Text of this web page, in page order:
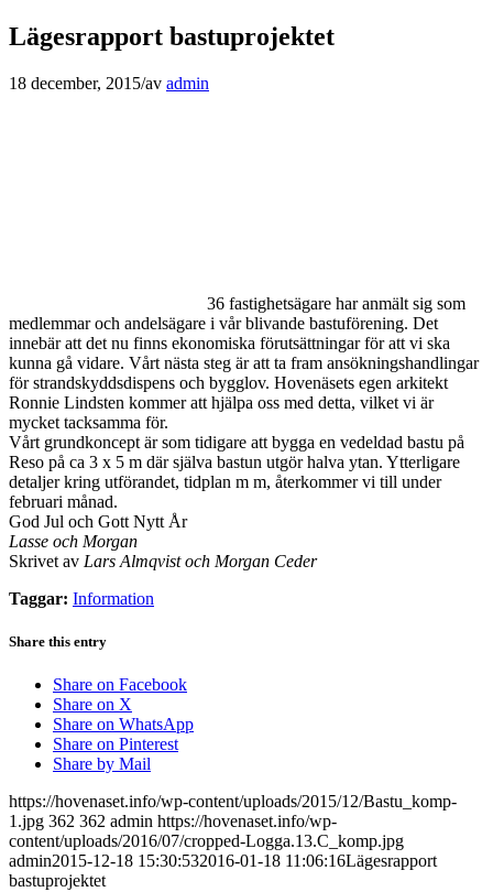
Lägesrapport bastuprojektet
18 december, 2015/av admin
36 fastighetsägare har anmält sig som
medlemmar och andelsägare i vår blivande bastuförening. Det
innebär att det nu finns ekonomiska förutsättningar för att vi ska
kunna gå vidare. Vårt nästa steg är att ta fram ansökningshandlingar
för strandskyddsdispens och bygglov. Hovenäsets egen arkitekt
Ronnie Lindsten kommer att hjälpa oss med detta, vilket vi är
mycket tacksamma för.
Vårt grundkoncept är som tidigare att bygga en vedeldad bastu på
Reso på ca 3 x 5 m där själva bastun utgör halva ytan. Ytterligare
detaljer kring utförandet, tidplan m m, återkommer vi till under
februari månad.
God Jul och Gott Nytt År
Lasse och Morgan
Skrivet av Lars Almqvist och Morgan Ceder
Taggar: Information
Share this entry
Share on Facebook
Share on X
Share on WhatsApp
Share on Pinterest
Share by Mail
https://hovenaset.info/wp-content/uploads/2015/12/Bastu_komp-
1.jpg 362 362 admin https://hovenaset.info/wp-
content/uploads/2016/07/cropped-Logga.13.C_komp.jpg
admin2015-12-18 15:30:532016-01-18 11:06:16Lägesrapport
bastuprojektet